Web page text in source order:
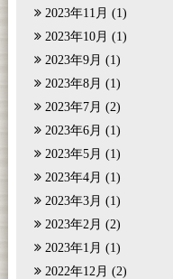
2023年11月 (1)
2023年10月 (1)
2023年9月 (1)
2023年8月 (1)
2023年7月 (2)
2023年6月 (1)
2023年5月 (1)
2023年4月 (1)
2023年3月 (1)
2023年2月 (2)
2023年1月 (1)
2022年12月 (2)